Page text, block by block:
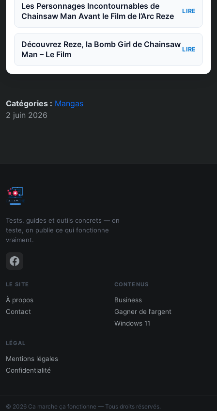
Les Personnages Incontournables de
Chainsaw Man Avant le Film de l’Arc Reze
LIRE
Découvrez Reze, la Bomb Girl de Chainsaw
Man – Le Film
LIRE
Catégories : Mangas
2 juin 2026
Tests, guides et outils concrets — on
teste, on publie ce qui fonctionne
vraiment.
LE SITE
À propos
Contact
CONTENUS
Business
Gagner de l’argent
Windows 11
LÉGAL
Mentions légales
Confidentialité
© 2026 Ca marche ça fonctionne — Tous droits réservés.
l'argent